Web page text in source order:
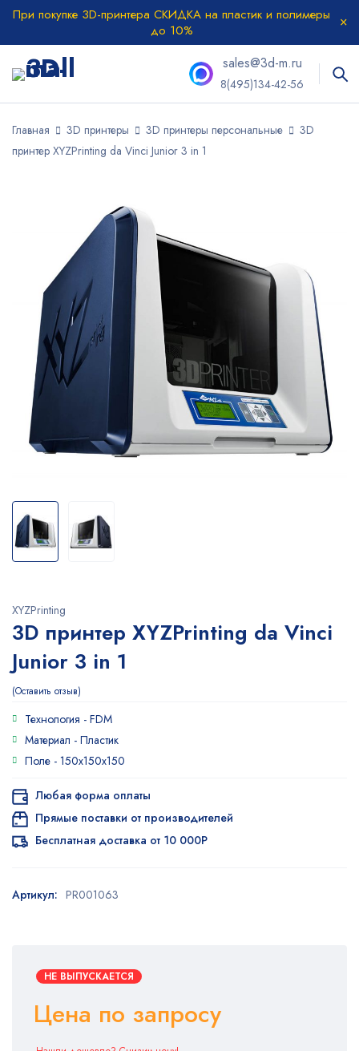
При покупке 3D-принтера СКИДКА на пластик и полимеры
до 10%
sales@3d-m.ru
8(495)134-42-56
Главная 3D принтеры 3D принтеры персональные
3D
принтер XYZPrinting da Vinci Junior 3 in 1
XYZPrinting
3D принтер XYZPrinting da Vinci
Junior 3 in 1
Оставить отзыв
Технология - FDM
Материал - Пластик
Поле - 150x150x150
НЕ ВЫПУСКАЕТСЯ
Цена по запросу
Любая форма оплаты
Прямые поставки от производителей
Бесплатная доставка от 10 000Р
Артикул: PR001063